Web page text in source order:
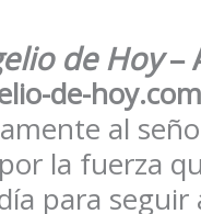
de Hoy–
de-hoy.com
al
la fuerza
para seguir